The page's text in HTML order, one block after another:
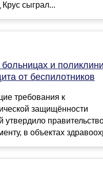
сыграл...
и
от беспилотников
требования к
защищённости
утвердило
в объектах